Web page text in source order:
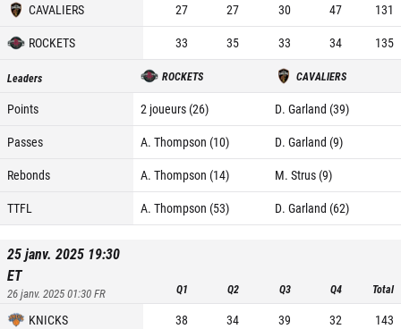
CAVALIERS 27 27 30 47
131
ROCKETS
33 35 33 34 135
Leaders ROCKETS CAVALIERS
Points 2 joueurs (26)
D. Garland (39)
Passes
A. Thompson (10)
D. Garland (9)
Rebonds
A. Thompson (14)
M. Strus (9)
TTFL
A. Thompson (53) D. Garland (62)
25 janv. 2025 19:30
ET
26 janv. 2025 01:30FR Q1 Q2 Q3 Q4 Total
KNICKS 38 34 39 32
143